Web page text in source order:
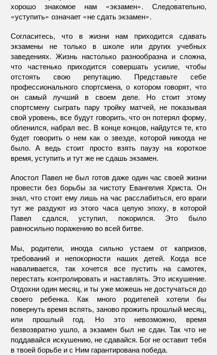
хорошо знакомое нам «экзамен». Следовательно,
«уступить» означает «не сдать экзамен».
Согласитесь, что в жизни нам приходится сдавать
экзамены не только в школе или других учебных
заведениях. Жизнь настолько разнообразна и сложна,
что частенько приходится совершать усилие, чтобы
отстоять свою репутацию. Представьте себе
профессионального спортсмена, о котором говорят, что
он самый лучший в своем деле. Но стоит этому
спортсмену сыграть пару тройку матчей, не показывая
свой уровень, все будут говорить, что он потерял форму,
обленился, набрал вес. В конце концов, найдутся те, кто
будет говорить о нем как о звезде, которой никогда не
было. А ведь стоит просто взять паузу на короткое
время, уступить и тут же не сдашь экзамен.
Апостол Павел не был готов даже один час своей жизни
провести без борьбы за чистоту Евангелия Христа. Он
знал, что стоит ему лишь на час расслабиться, его враги
тут же раздуют из этого часа целую эпоху, в которой
Павел сдался, уступил, покорился. Это было
равносильно поражению во всей битве.
Мы, родители, иногда сильно устаем от капризов,
требований и непокорности наших детей. Когда все
наваливается, так хочется все пустить на самотек,
перестать контролировать и наставлять. Это искушение.
Отдохни один месяц, и ты уже можешь не достучаться до
своего ребенка. Как много родителей хотели бы
повернуть время вспять, заново прожить прошлый месяц,
или прошлый год. Но это невозможно, время
безвозвратно ушло, а экзамен был не сдан. Так что не
поддавайся искушению, не сдавайся. Бог не оставит тебя
в твоей борьбе и с Ним гарантирована победа.